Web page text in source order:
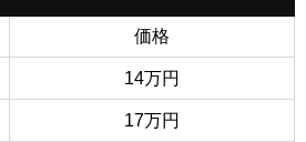
価格
14万円
17万円